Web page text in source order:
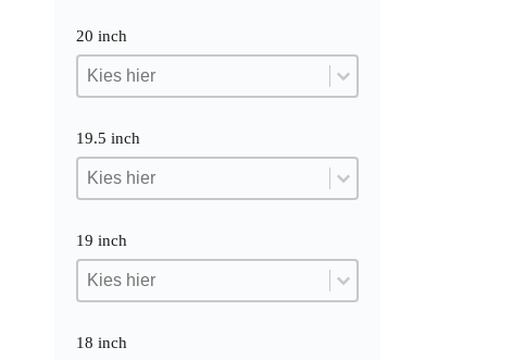
20 inch
20 inch
20 inch
20 inch
19.5 inch
19.5 inch
19.5 inch
19.5 inch
19 inch
19 inch
19 inch
19 inch
18 inch